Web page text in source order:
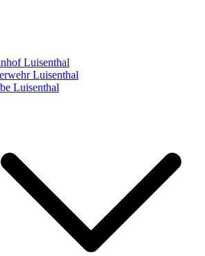
Luisenthal
Luisenthal
Luisenthal